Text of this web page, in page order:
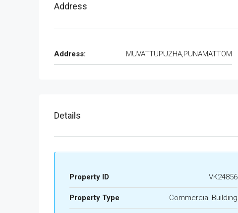
Address
Address: MUVATTUPUZHA,PUNAMATTOM
Details
Property ID VK24856
Property Type Commercial Building